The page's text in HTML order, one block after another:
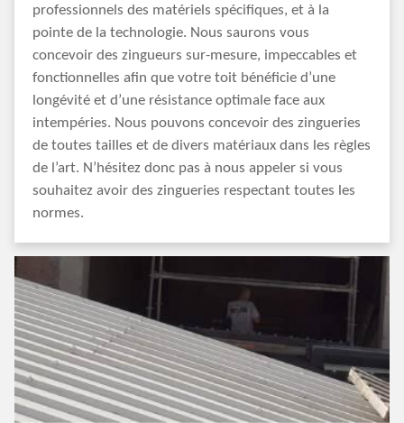
professionnels des matériels spécifiques, et à la
pointe de la technologie. Nous saurons vous
concevoir des zingueurs sur-mesure, impeccables et
fonctionnelles afin que votre toit bénéficie d’une
longévité et d’une résistance optimale face aux
intempéries. Nous pouvons concevoir des zingueries
de toutes tailles et de divers matériaux dans les règles
de l’art. N’hésitez donc pas à nous appeler si vous
souhaitez avoir des zingueries respectant toutes les
normes.